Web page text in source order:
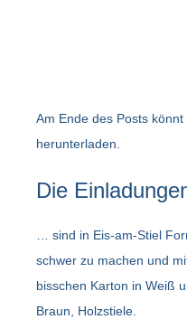
Am Ende des Posts
herunterladen.
Die
… sind in Eis-am-Stiel
schwer zu machen und
bisschen Karton in Weiß
Braun, Holzstiele.